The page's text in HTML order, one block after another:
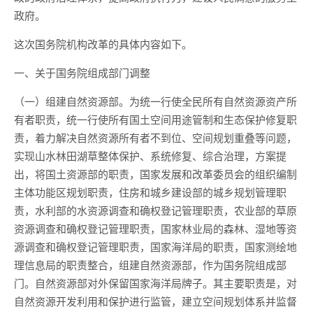
政府。
这次国务院机构改革的具体内容如下。
一、关于国务院组成部门调整
（一）组建自然资源部。为统一行使全民所有自然资源资产所
有者职责，统一行使所有国土空间用途管制和生态保护修复职
责，着力解决自然资源所有者不到位、空间规划重叠等问题，
实现山水林田湖草整体保护、系统修复、综合治理，方案提
出，将国土资源部的职责，国家发展和改革委员会的组织编制
主体功能区规划职责，住房和城乡建设部的城乡规划管理职
责，水利部的水资源调查和确权登记管理职责，农业部的草原
资源调查和确权登记管理职责，国家林业局的森林、湿地等资
源调查和确权登记管理职责，国家海洋局的职责，国家测绘地
理信息局的职责整合，组建自然资源部，作为国务院组成部
门。自然资源部对外保留国家海洋局牌子。其主要职责是，对
自然资源开发利用和保护进行监管，建立空间规划体系并监督